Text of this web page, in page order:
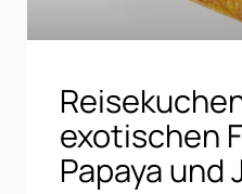
exotischen
Papaya und